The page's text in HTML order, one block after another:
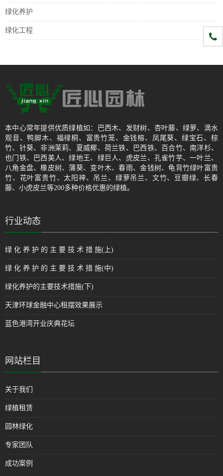
绿化养护
绿化工程
本中心常年提供优质绿植如：巴西木、发财树、杏叶藤、绿萝、滴水
观音、鸭脚木、福禄桐、富贵竹笼、金钱榕、凤尾葵、绿宝石、棕
竹、针葵、非洲茉莉、夏威椰、荷兰铁、巴西铁、百合竹、南洋杉、
也门铁、巴西美人、绿地王、绿巨人、虎皮兰、孔雀竹芋、一叶兰、
八角金盘、橡皮树、蒲葵、变叶木、春雨、金钱树、龟背竹绿叶富贵
竹、花叶富贵竹、太阳神、吊兰、绿萝吊兰、文竹、豆瓣绿、长春
藤、小虎皮兰等200多种价格优惠的绿植。
行业动态
绿 化 养 护 的 主 要 技 术 措 施(上)
绿 化 养 护 的 主 要 技 术 措 施(中)
绿化养护的主要技术措施(下)
天津环球金融中心租摆效果展示
蓝色港湾开业庆典花坛
网站栏目
关于我们
绿植租赁
园林绿化
专家团队
成功案例